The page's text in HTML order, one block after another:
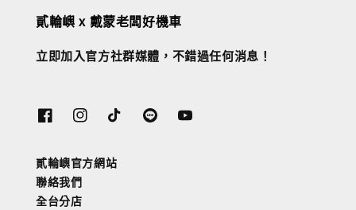
貳輪嶼 x 戴蒙老闆好機車
立即加入官方社群媒體，不錯過任何消息！
貳輪嶼官方網站
聯絡我們
全台分店